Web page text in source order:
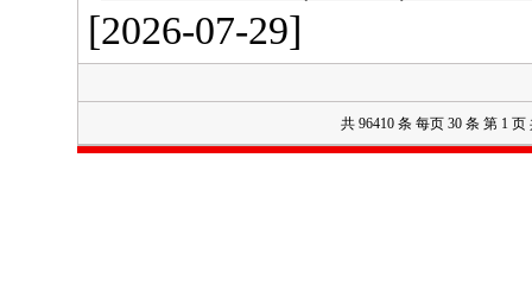
[2026-07-29]
共 96410 条 每页 30 条 第 1